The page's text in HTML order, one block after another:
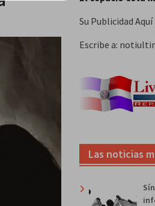
Su Publicidad Aquí
Escribe a:
Las noticias